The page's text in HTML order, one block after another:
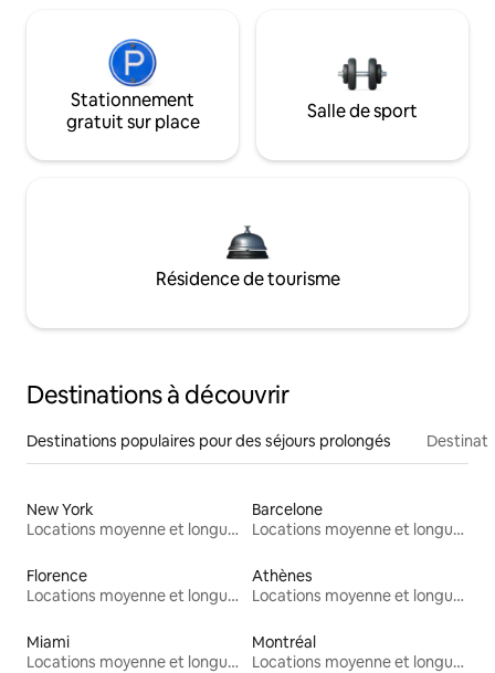
Stationnement
gratuit sur place
Salle de sport
Résidence de tourisme
Destinations à découvrir
Destinations populaires pour des séjours prolongés
New York
Locations moyenne et longue durée
Barcelone
Locations moyenne et longue durée
Florence
Locations moyenne et longue durée
Athènes
Locations moyenne et longue durée
Miami
Locations moyenne et longue durée
Montréal
Locations moyenne et longue durée